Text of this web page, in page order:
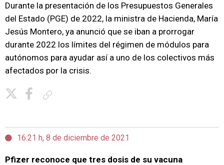
Durante la presentación de los Presupuestos Generales
del Estado (PGE) de 2022, la ministra de Hacienda, María
Jesús Montero, ya anunció que se iban a prorrogar
durante 2022 los límites del régimen de módulos para
autónomos para ayudar así a uno de los colectivos más
afectados por la crisis.
16:21 h, 8 de diciembre de 2021
Pfizer reconoce que tres dosis de su vacuna